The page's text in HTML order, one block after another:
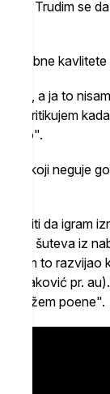
Trudim se
potrebne
a ja to
kritikujem
koji neguje
niti da igram
šuteva iz
sam to
Stojaković pr.
postižem poene".